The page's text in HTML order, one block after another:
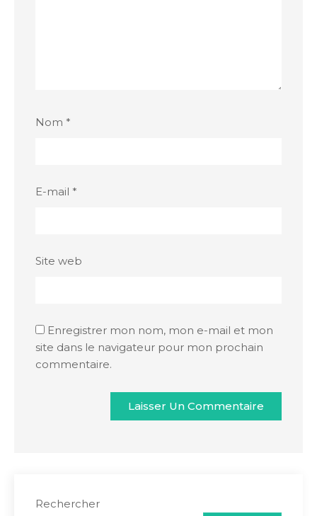
Nom *
E-mail *
Site web
Enregistrer mon nom, mon e-mail et mon
site dans le navigateur pour mon prochain
commentaire.
Rechercher